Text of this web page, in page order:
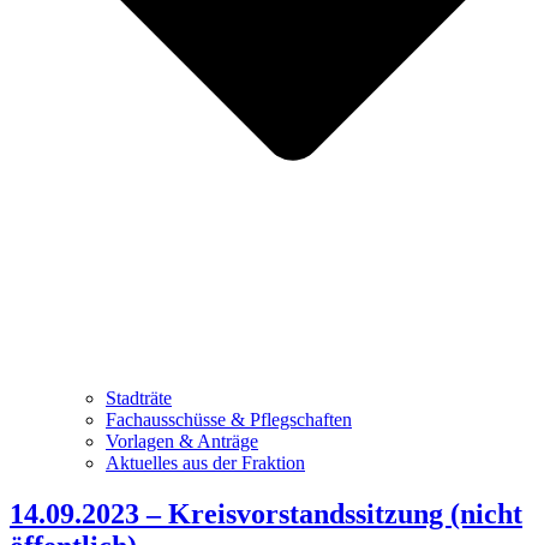
Stadträte
Fachausschüsse & Pflegschaften
Vorlagen & Anträge
Aktuelles aus der Fraktion
14.09.2023 – Kreisvorstandssitzung (nicht